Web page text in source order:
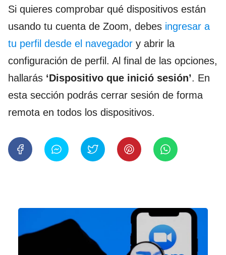
Si quieres comprobar qué dispositivos están
usando tu cuenta de Zoom, debes ingresar a
tu perfil desde el navegador y abrir la
configuración de perfil. Al final de las opciones,
hallarás ‘Dispositivo que inició sesión’. En
esta sección podrás cerrar sesión de forma
remota en todos los dispositivos.